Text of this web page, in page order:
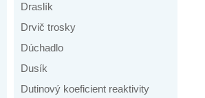
Draslík
Drvič trosky
Dúchadlo
Dusík
Dutinový koeficient reaktivity